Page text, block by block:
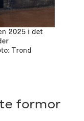
2025 i det
Trond
formor